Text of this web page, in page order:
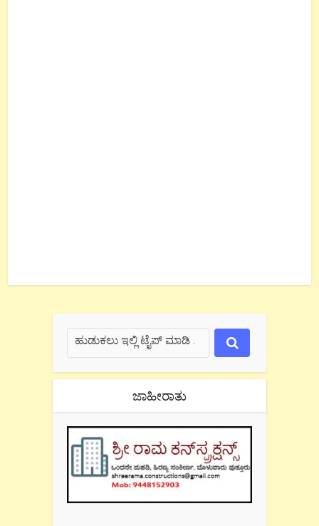
ಜಾಹೀರಾತು